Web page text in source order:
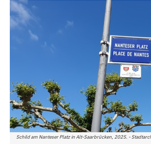
Schild am Nanteser Platz in Alt-Saarbrücken, 2025. -